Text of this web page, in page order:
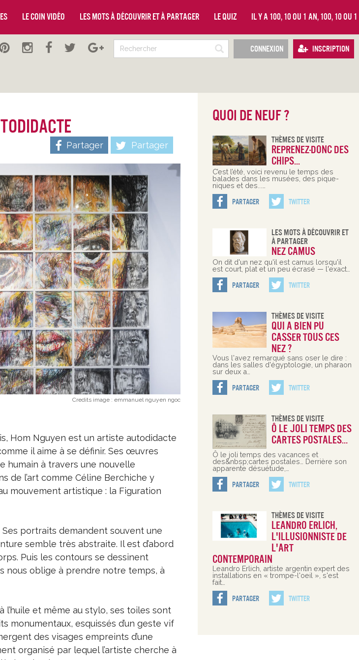
Le coin vidéo Les mots à découvrir et à partager Le quiz Il y a 100, 10 ou 1 an, 100, 10 ou
Connexion Inscription
Partager Partager
Credits image : emmanuel nguyen ngoc
Hom Nguyen est un artiste autodidacte
il aime à se définir. Ses œuvres
humain à travers une nouvelle
de l’art comme Céline Berchiche y
mouvement artistique : la Figuration
portraits demandent souvent une
semble très abstraite. Il est d’abord
Puis les contours se dessinent
nous oblige à prendre notre temps, à
l’huile et même au stylo, ses toiles sont
monumentaux, esquissés d’un geste vif
des visages empreints d’une
organisé par lequel l’artiste cherche à
Quoi de neuf ?
Thèmes De Visite
Reprenez-donc des
chips...
C’est l’été, voici revenu le temps des
balades dans les musées, des pique-
niques et des...…
Partager Twitter
Les Mots À Découvrir Et
À Partager
Nez camus
On dit d'un nez qu'il est camus lorsqu'il
est court, plat et un peu écrasé — l'exact…
Partager Twitter
Thèmes De Visite
Qui a bien pu
casser tous ces
nez ?
Vous l'avez remarqué sans oser le dire :
dans les salles d'égyptologie, un pharaon
sur deux a…
Partager Twitter
Thèmes De Visite
Ô le joli temps des
cartes postales…
Ô le joli temps des vacances et
des&nbsp;cartes postales… Derrière son
apparente désuétude,…
Partager Twitter
Thèmes De Visite
Leandro Erlich,
l'illusionniste de
l'art
contemporain
Leandro Erlich, artiste argentin expert des
installations en « trompe-l'oeil », s'est
fait…
Partager Twitter